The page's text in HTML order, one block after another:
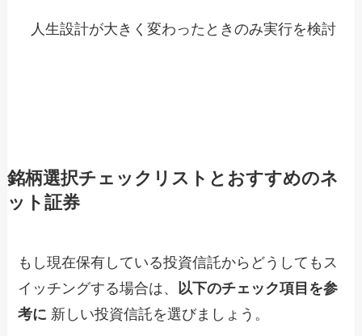
人生設計が大きく変わったときのみ実行を検討
銘柄選択チェックリストとおすすめのネ
ット証券
もし現在保有している投資信託からどうしてもス
イッチングする場合は、
以下のチェック項目を参
考に 新しい投資信託を選びましょう。